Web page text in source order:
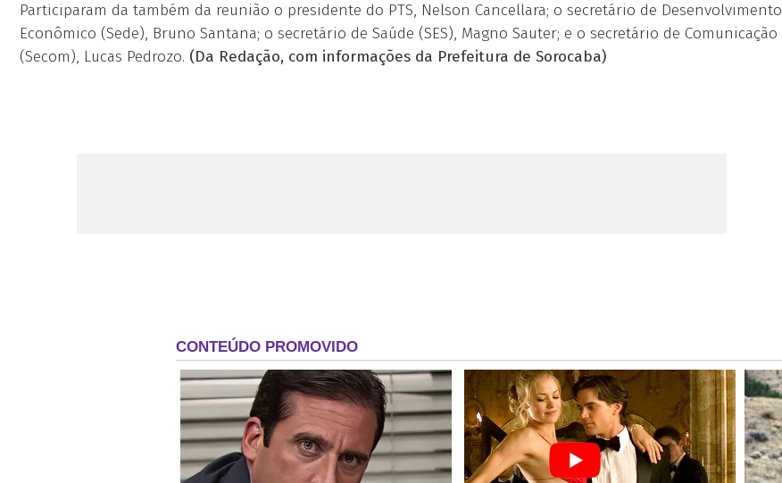
Participaram da também da reunião o presidente do PTS, Nelson Cancellara; o secretário de Desenvolvimento
Econômico (Sede), Bruno Santana; o secretário de Saúde (SES), Magno Sauter; e o secretário de Comunicação
(Secom), Lucas Pedrozo. (Da Redação, com informações da Prefeitura de Sorocaba)